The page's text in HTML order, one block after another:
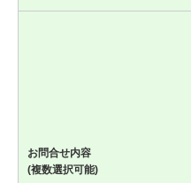
お問合せ内容
(複数選択可能)